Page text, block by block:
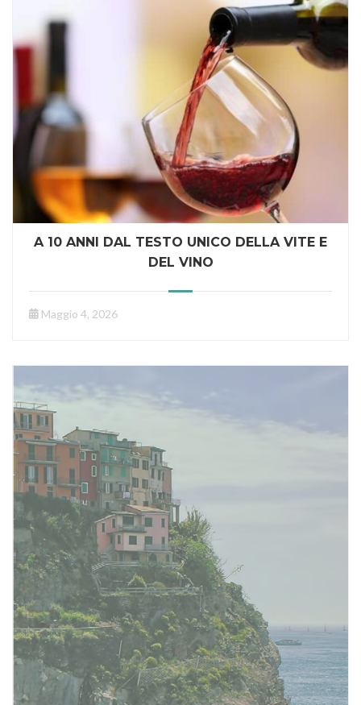
A 10 ANNI DAL TESTO UNICO DELLA VITE E
DEL VINO
Maggio 4, 2026